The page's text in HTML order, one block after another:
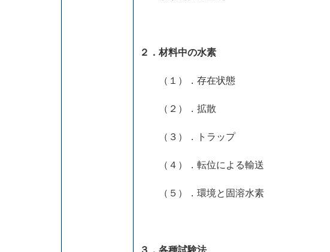
２．材料中の水素
（１）．存在状態
（２）．拡散
（３）．トラップ
（４）．転位による輸送
（５）．環境と固溶水素
３．各種試験法